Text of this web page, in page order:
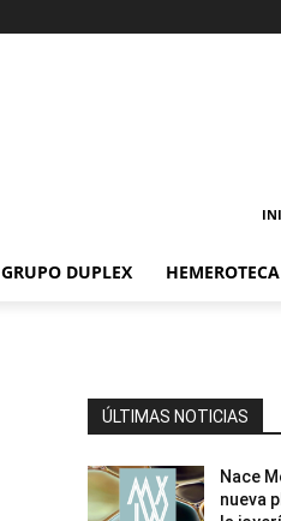
GRUPO DUPLEX HEMEROTECA
ÚLTIMAS NOTICIAS
Nace
nueva